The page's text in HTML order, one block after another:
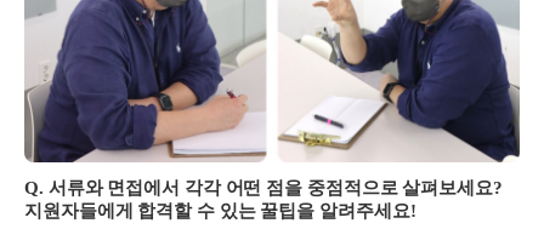
Q. 서류와 면접에서 각각 어떤 점을 중점적으로 살펴보세요?
지원자들에게 합격할 수 있는 꿀팁을 알려주세요!